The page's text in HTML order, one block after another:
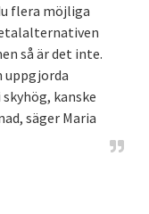
flera möjliga
så är det inte.
uppgjorda
kanske
säger Maria